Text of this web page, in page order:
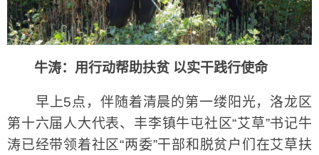
牛涛：用行动帮助扶贫 以实干践行使命
早上5点，伴随着清晨的第一缕阳光，洛龙区
第十六届人大代表、丰李镇牛屯社区“艾草”书记牛
涛已经带领着社区“两委”干部和脱贫户们在艾草扶